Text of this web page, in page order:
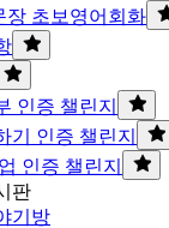
장 초보영어회화
인증 챌린지
기 인증 챌린지
인증 챌린지
판
기방